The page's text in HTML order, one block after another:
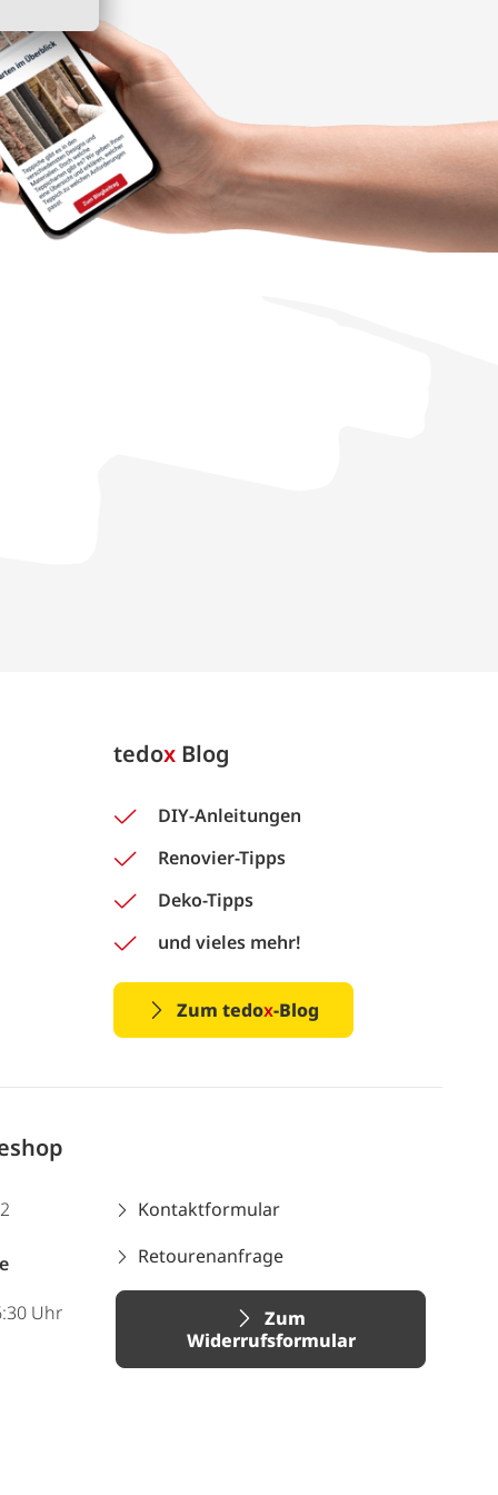
tedox Blog
DIY-Anleitungen
Renovier-Tipps
Deko-Tipps
und vieles mehr!
Zum tedox-Blog
Uhr
Kontaktformular
Retourenanfrage
Zum
Widerrufsformular